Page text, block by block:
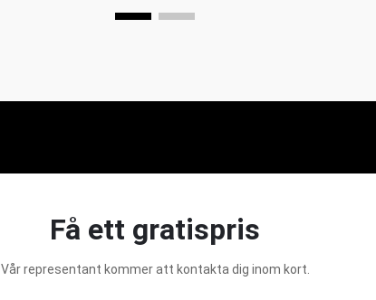
Få ett gratispris
Vår representant kommer att kontakta dig inom kort.